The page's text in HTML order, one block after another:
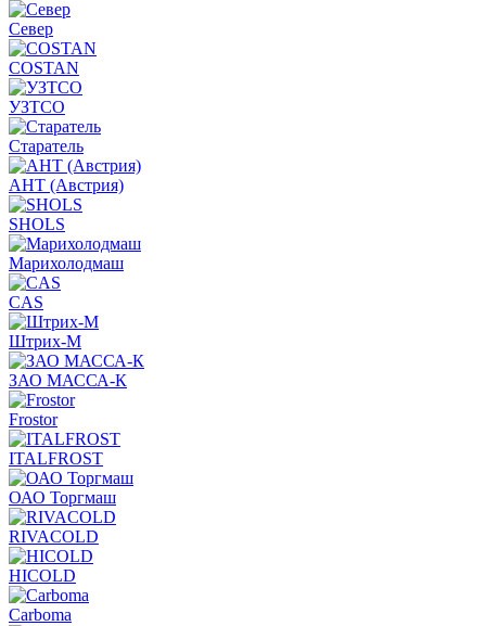
Север
COSTAN
УЗТСО
Старатель
АНТ (Австрия)
SHOLS
Марихолодмаш
CAS
Штрих-М
ЗАО МАССА-К
Frostor
ITALFROST
ОАО Торгмаш
RIVACOLD
HICOLD
Carboma